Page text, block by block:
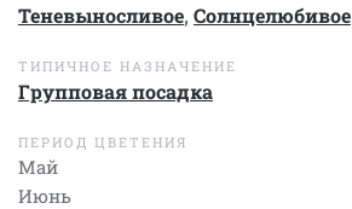
Теневыносливое, Солнцелюбивое
ТИПИЧНОЕ НАЗНАЧЕНИЕ
Групповая посадка
ПЕРИОД ЦВЕТЕНИЯ
Май
Июнь